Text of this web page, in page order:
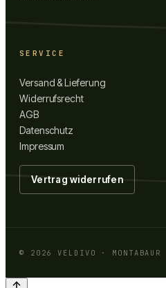
SERVICE
Versand & Lieferung
Widerrufsrecht
AGB
Datenschutz
Impressum
Vertrag widerrufen
© 2026 VELDIVO · MONTABAUR